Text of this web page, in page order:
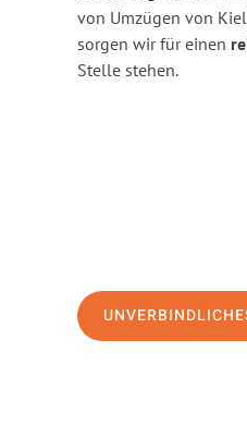
von Umzügen von
sorgen wir für einen
Stelle stehen.